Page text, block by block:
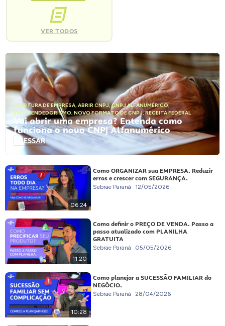
VER TODOS
ABERTURA DE EMPRESA, ABRIR CNPJ,CNPJ ALFANUMÉRICO,
EMPREENDEDORISMO, NOVO FORMATO DE CNPJ,RECEITA FEDERAL
Vai abrir uma empresa? Entenda como
funciona o novo CNPJ Alfanumérico
ACESSAR
06:24
Como ORGANIZAR sua EMPRESA. Reduzir
erros e crescer com SEGURANÇA.
Sebrae Paraná 12/05/2026
11:20
Como definir o PREÇO DE VENDA. Passo a
passo atualizado com PLANILHA
GRATUITA
Sebrae Paraná 05/05/2026
10:28
Como planejar a SUCESSÃO FAMILIAR do
NEGÓCIO.
Sebrae Paraná 28/04/2026